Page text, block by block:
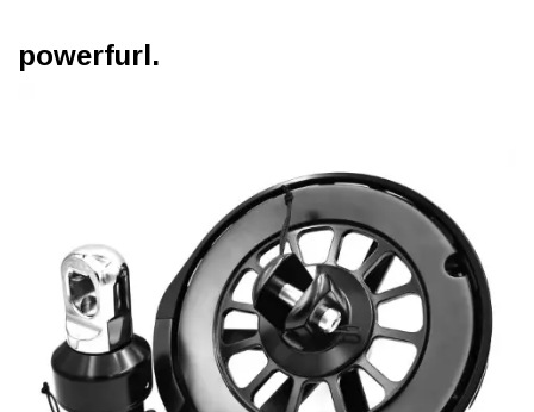
powerfurl.